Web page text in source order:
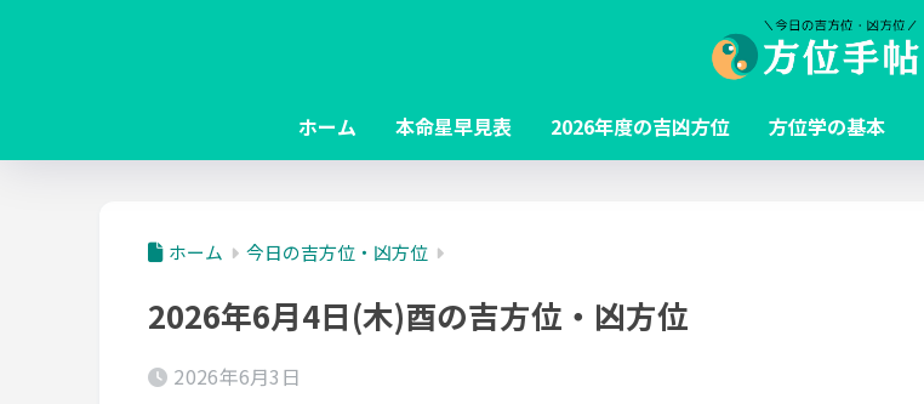
ホーム 本命星早見表 2026年度の吉凶方位 方位学の基本
ホーム 今日の吉方位・凶方位
2026年6月4日(木)酉の吉方位・凶方位
2026年6月3日